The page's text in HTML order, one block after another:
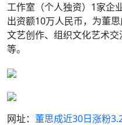
工作室（个人独资）1家企
出资额10万人民币，为董
文艺创作、组织文化艺术
等。
网址： 董思成近30日涨粉